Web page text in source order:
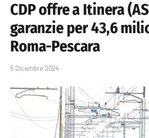
CDP offre a Itinera
garanzie per 43,6
Roma-Pescara
5 Dicembre 2024